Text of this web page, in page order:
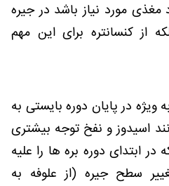
مغذی مورد نیاز باشد در جیره
از کنسانتره برای این مهم
ویژه در پایان دوره بایستی به
اسیدوز و نفخ توجه بیشتری
ابتدای دوره بره ها را علیه
سطح جیره (از علوفه به